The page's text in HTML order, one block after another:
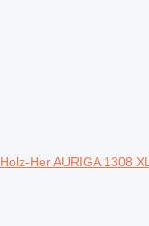
Holz-Her AURIGA 1308